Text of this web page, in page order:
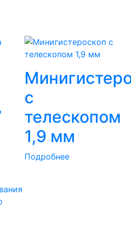
с
телескопом
1,9 мм
Подробнее